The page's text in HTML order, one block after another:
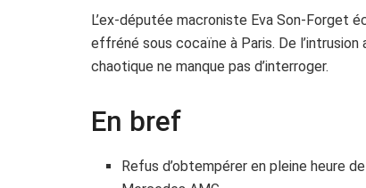
L’ex-députée macroniste Eva Son-Forget
effréné sous cocaïne à Paris. De
chaotique ne manque pas d’interroger.
En bref
Refus d’obtempérer en pleine heure